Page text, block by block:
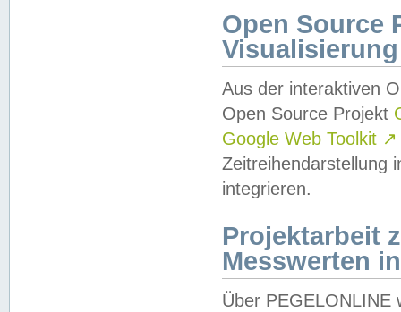
Open Source
Visualisierung
Aus der interaktiven
Open Source Projekt
Google Web Toolkit ↗
Zeitreihendarstellung
integrieren.
Projektarbeit
Messwerten
Über PEGELONLINE